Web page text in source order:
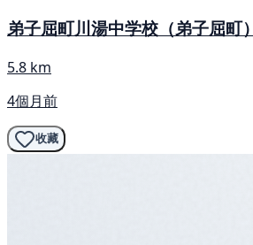
弟子屈町川湯中学校（弟子屈町
5.8 km
4個月前
收藏